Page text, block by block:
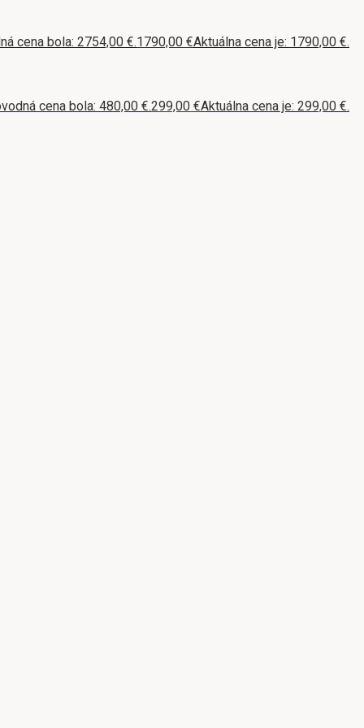
cena bola: 2754,00 €.1790,00 €Aktuálna cena je: 1790,00 €.
cena bola: 480,00 €.299,00 €Aktuálna cena je: 299,00 €.